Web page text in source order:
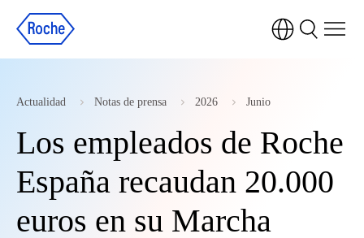
Actualidad Notas de prensa 2026 Junio
Los empleados de Roche
España recaudan 20.000
euros en su Marcha